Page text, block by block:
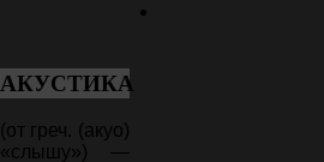
АКУСТИКА
(от греч. (акуо)
«слышу») —